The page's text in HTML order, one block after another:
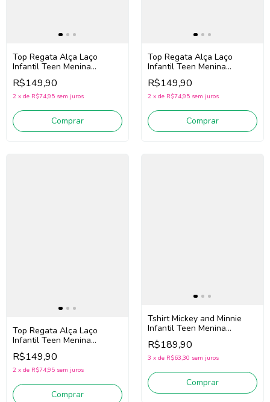
Top Regata Alça Laço
Infantil Teen Menina
Authoria R5100 (Preto)
R$149,90
2 x de R$74,95 sem juros
Comprar
Top Regata Alça Laço
Infantil Teen Menina
Authoria R5102 (Rosa)
R$149,90
2 x de R$74,95 sem juros
Comprar
Top Regata Alça Laço
Infantil Teen Menina
Authoria R5101 (Branco)
R$149,90
2 x de R$74,95 sem juros
Comprar
Tshirt Mickey and Minnie
Infantil Teen Menina
Authoria R5073 (Preto)
R$189,90
3 x de R$63,30 sem juros
Comprar